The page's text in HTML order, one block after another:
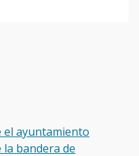
el ayuntamiento
bandera de